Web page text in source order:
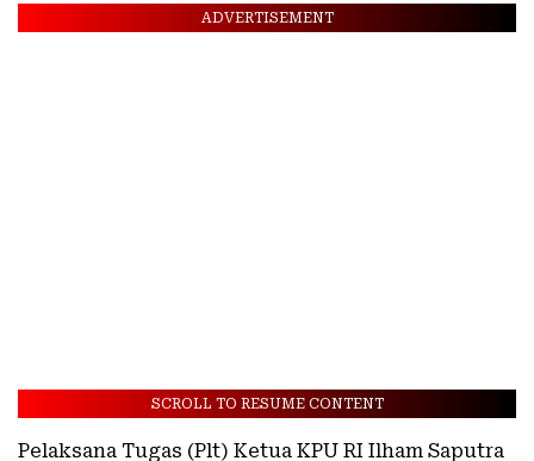
ADVERTISEMENT
SCROLL TO RESUME CONTENT
Pelaksana Tugas (Plt) Ketua KPU RI Ilham Saputra